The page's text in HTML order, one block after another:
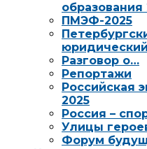
образования
ПМЭФ-2025
Разговор о…
Репортажи
Российская
2025
Россия –
Улицы
Форум